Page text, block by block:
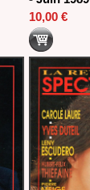
10,00 €